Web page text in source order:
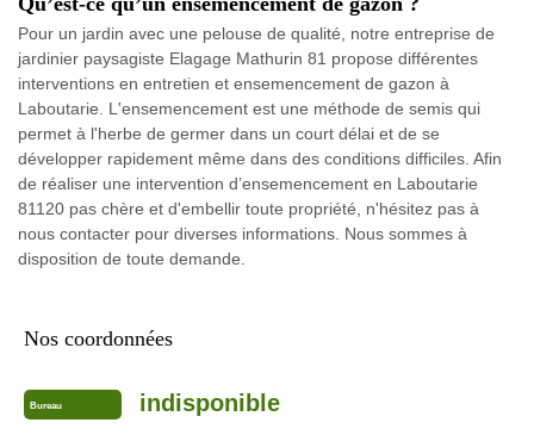
Pour un jardin avec une pelouse de qualité, notre entreprise de
jardinier paysagiste Elagage Mathurin 81 propose différentes
interventions en entretien et ensemencement de gazon à
Laboutarie. L'ensemencement est une méthode de semis qui
permet à l'herbe de germer dans un court délai et de se
développer rapidement même dans des conditions difficiles. Afin
de réaliser une intervention d’ensemencement en Laboutarie
81120 pas chère et d'embellir toute propriété, n'hésitez pas à
nous contacter pour diverses informations. Nous sommes à
disposition de toute demande.
Nos coordonnées
Bureau indisponible